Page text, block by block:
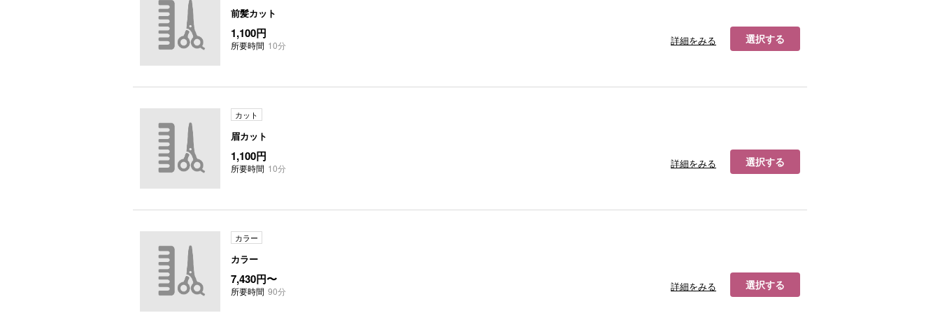
前髪カット
1,100円
所要時間 10分 詳細をみる 選択する
カット
眉カット
1,100円
所要時間 10分 詳細をみる 選択する
カラー
カラー
7,430円〜
所要時間 90分 詳細をみる 選択する